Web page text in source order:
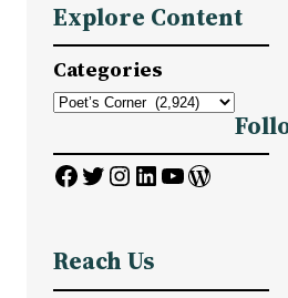
r
c
h
Explore Content
Categories
Facebook Twitter InstagramLinkedIn YouTube WordPress
Reach Us